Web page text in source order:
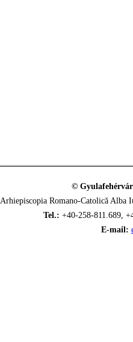
©
Arhiepiscopia Romano-Catolică
Tel.: +40-258-811.689,
E-mail: